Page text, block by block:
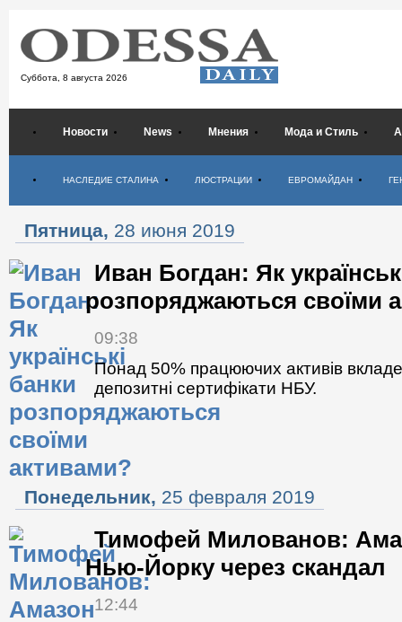
Суббота, 8 августа 2026
Новости News Мнения Мода и Стиль
НАСЛЕДИЕ СТАЛИНА ЛЮСТРАЦИИ ЕВРОМАЙДАН
Пятница, 28 июня 2019
Иван Богдан: Як
розпоряджаються своїми
09:38
Понад 50% працюючих активів
депозитні сертифікати НБУ.
Понедельник, 25 февраля 2019
Тимофей Милованов:
Нью-Йорку через скандал
12:44